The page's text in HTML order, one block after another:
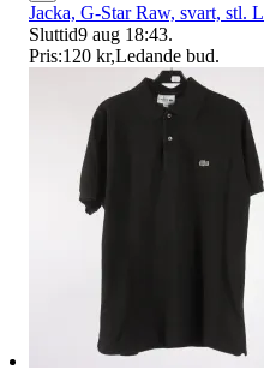
Jacka, G-Star Raw, svart, stl. L
Sluttid9 aug 18:43.
Pris:120 kr,Ledande bud.